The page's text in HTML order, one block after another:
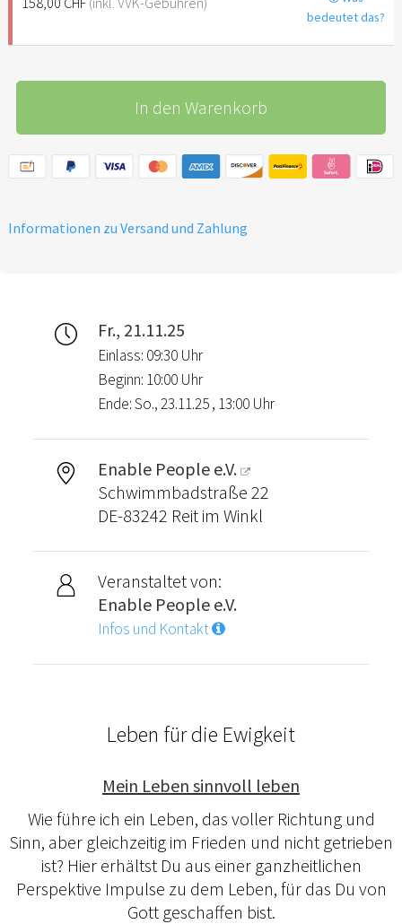
bedeutet das?
In den Warenkorb
Informationen zu Versand und Zahlung
Fr., 21.11.25
Einlass: 09:30 Uhr
Beginn: 10:00 Uhr
Ende: So., 23.11.25 , 13:00 Uhr
Enable People e.V.
Schwimmbadstraße 22
DE-83242 Reit im Winkl
Veranstaltet von:
Enable People e.V.
Infos und Kontakt
Leben für die Ewigkeit
Mein Leben sinnvoll leben
Wie führe ich ein Leben, das voller Richtung und
Sinn, aber gleichzeitig im Frieden und nicht getrieben
ist? Hier erhältst Du aus einer ganzheitlichen
Perspektive Impulse zu dem Leben, für das Du von
Gott geschaffen bist.